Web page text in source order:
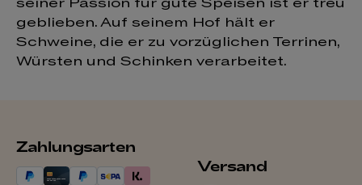
geblieben. Auf seinem Hof hält er
Schweine, die er zu vorzüglichen Terrinen,
Würsten und Schinken verarbeitet.
Zahlungsarten
Versand